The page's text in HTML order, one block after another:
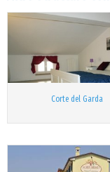
Corte del Garda